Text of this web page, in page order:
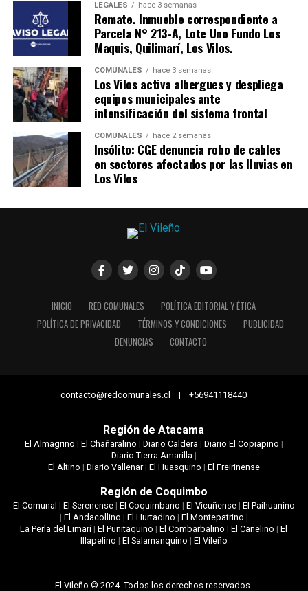
LEGALES hace 3 semanas
Remate. Inmueble correspondiente a
Parcela N° 213-A, Lote Uno Fundo Los
Maquis, Quilimarí, Los Vilos.
COMUNALES hace 3 semanas
Los Vilos activa albergues y despliega
equipos municipales ante
intensificación del sistema frontal
COMUNALES hace 2 semanas
Insólito: CGE denuncia robo de cables
en sectores afectados por las lluvias en
Los Vilos
INICIO RED COMUNALES
POLÍTICA EDITORIAL Y ÉTICA
POLÍTICA DE PRIVACIDAD
TÉRMINOS Y CONDICIONES
PUBLICIDAD
DENUNCIAS
CONTACTO
contacto@redcomunales.cl | +56941118440
Región de Atacama
El Almagrino | El Chañaralino | Diario Caldera| Diario El Copiapino |
Diario Tierra Amarilla|
El Altino | Diario Vallenar| El Huasquino | El Freirinense
Región de Coquimbo
El Comunal | El Serenense| El Coquimbano | El Vicuñense| El Paihuanino
| El Andacollino | El Hurtadino | El Montepatrino |
La Perla del Limarí|El Punitaquino |El Combarbalino |El Canelino |El
Illapelino | El Salamanquino | El Vileño
El Vileño © 2024. Todos los derechos reservados.